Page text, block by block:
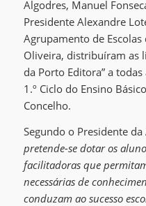
Algodres, Manuel
Presidente Alexandre
Agrupamento de
Oliveira, distribuíram as
da Porto Editora” a
1.º Ciclo do Ensino
Concelho.
Segundo o Presidente da
pretende-se dotar os
facilitadoras que
necessárias de
conduzam ao sucesso